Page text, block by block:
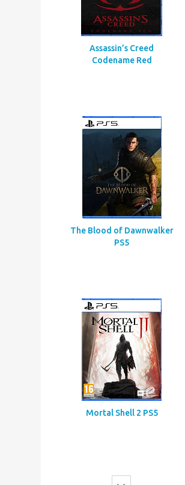
Assassin’s Creed
Codename Red
The Blood of Dawnwalker
PS5
Mortal Shell 2 PS5